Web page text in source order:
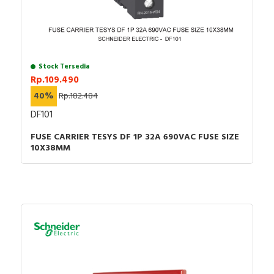
Stock Tersedia
Rp.109.490
40% Rp.182.484
DF101
FUSE CARRIER TESYS DF 1P 32A 690VAC FUSE SIZE
10X38MM